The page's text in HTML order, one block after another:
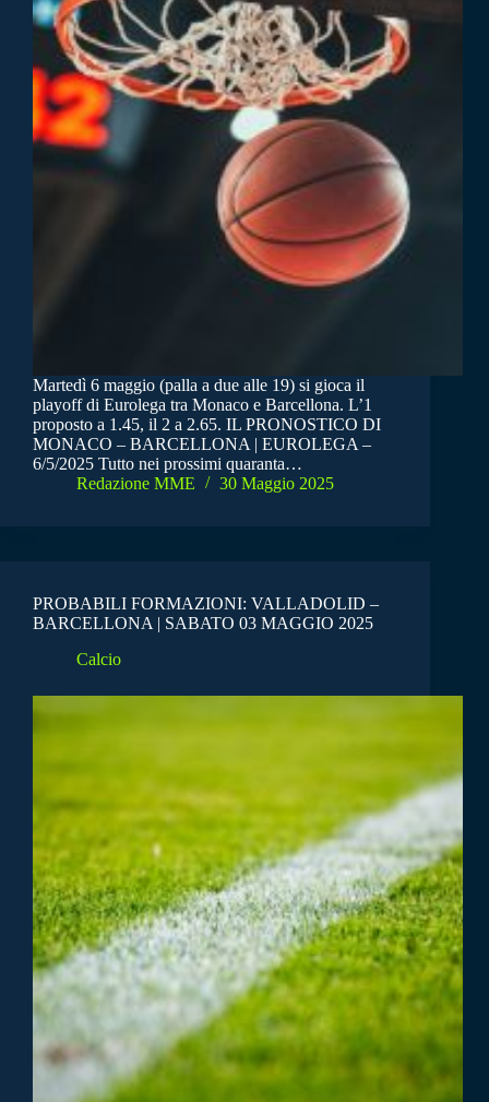
Martedì 6 maggio (palla a due alle 19) si gioca il
playoff di Eurolega tra Monaco e Barcellona. L’1
proposto a 1.45, il 2 a 2.65. IL PRONOSTICO DI
MONACO – BARCELLONA | EUROLEGA –
6/5/2025 Tutto nei prossimi quaranta…
Redazione MME
30 Maggio 2025
PROBABILI FORMAZIONI: VALLADOLID –
BARCELLONA | SABATO 03 MAGGIO 2025
Calcio